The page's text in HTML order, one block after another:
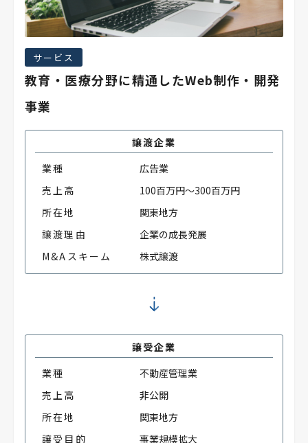
サービス
教育・医療分野に精通したWeb制作・開発
事業
譲渡企業
業種
広告業
売上高
100百万円～300百万円
所在地
関東地方
譲渡理由
企業の成長発展
M&Aスキーム
株式譲渡
譲受企業
業種
不動産管理業
売上高
非公開
所在地
関東地方
譲受目的
事業規模拡大